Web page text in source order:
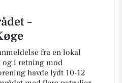
–
fra en lokal
og i retning mod
havde lydt 10-12